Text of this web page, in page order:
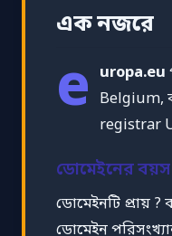
এক নজরে
e uropa.eu
Belgium,
registrar
ডোমেইনের বয়স
ডোমেইনটি প্রায় ?
ডোমেইন